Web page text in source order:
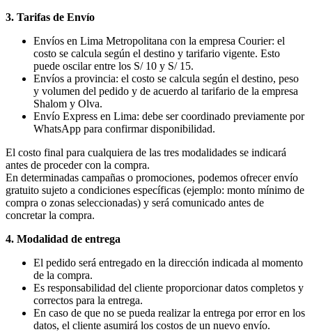
3. Tarifas de Envío
Envíos en Lima Metropolitana con la empresa Courier: el
costo se calcula según el destino y tarifario vigente. Esto
puede oscilar entre los S/ 10 y S/ 15.
Envíos a provincia: el costo se calcula según el destino, peso
y volumen del pedido y de acuerdo al tarifario de la empresa
Shalom y Olva.
Envío Express en Lima: debe ser coordinado previamente por
WhatsApp para confirmar disponibilidad.
El costo final para cualquiera de las tres modalidades se indicará
antes de proceder con la compra.
En determinadas campañas o promociones, podemos ofrecer envío
gratuito sujeto a condiciones específicas (ejemplo: monto mínimo de
compra o zonas seleccionadas) y será comunicado antes de
concretar la compra.
4. Modalidad de entrega
El pedido será entregado en la dirección indicada al momento
de la compra.
Es responsabilidad del cliente proporcionar datos completos y
correctos para la entrega.
En caso de que no se pueda realizar la entrega por error en los
datos, el cliente asumirá los costos de un nuevo envío.